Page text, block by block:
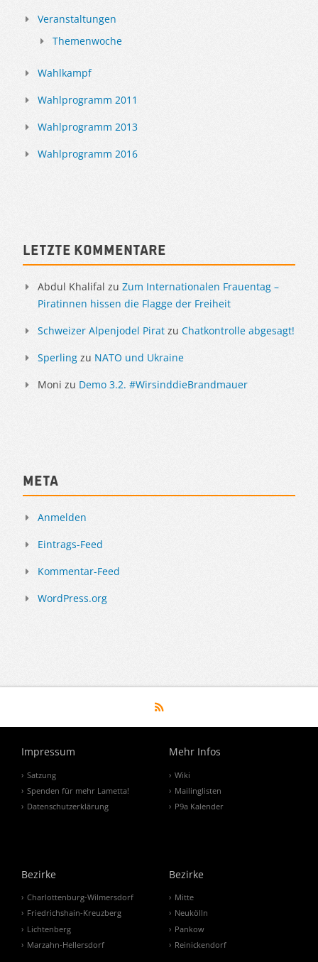
Veranstaltungen
Themenwoche
Wahlkampf
Wahlprogramm 2011
Wahlprogramm 2013
Wahlprogramm 2016
Letzte Kommentare
Abdul Khalifal zu Zum Internationalen Frauentag –
Piratinnen hissen die Flagge der Freiheit
Schweizer Alpenjodel Pirat zu Chatkontrolle abgesagt!
Sperling zu NATO und Ukraine
Moni zu Demo 3.2. #WirsinddieBrandmauer
Meta
Anmelden
Eintrags-Feed
Kommentar-Feed
WordPress.org
Impressum
Satzung
Spenden für mehr Lametta!
Datenschutzerklärung
Mehr Infos
Wiki
Mailinglisten
P9a Kalender
Bezirke
Charlottenburg-Wilmersdorf
Friedrichshain-Kreuzberg
Lichtenberg
Marzahn-Hellersdorf
Bezirke
Mitte
Neukölln
Pankow
Reinickendorf